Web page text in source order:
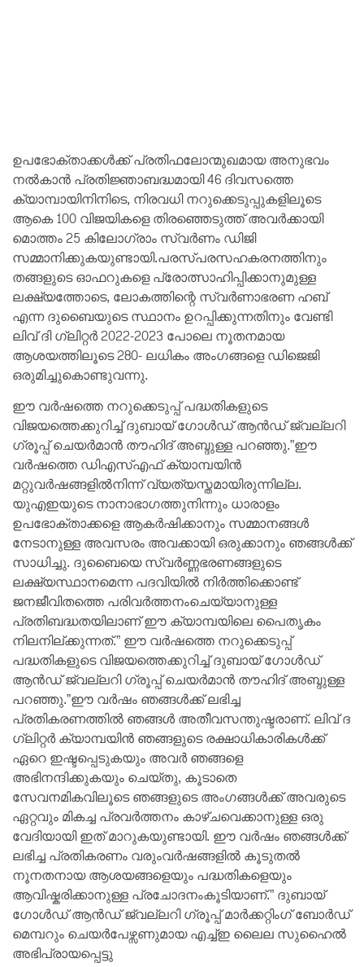
ഉപഭോക്താക്കൾക്ക് പ്രതിഫലോന്മുഖമായ അനുഭവം
നൽകാൻ പ്രതിജ്ഞാബദ്ധമായി 46 ദിവസത്തെ
ക്യാമ്പായിനിനിടെ, നിരവധി നറുക്കെടുപ്പുകളിലൂടെ
ആകെ 100 വിജയികളെ തിരഞ്ഞെടുത്ത് അവർക്കായി
മൊത്തം 25 കിലോഗ്രാം സ്വർണം ഡിജി
സമ്മാനിക്കുകയുണ്ടായി.പരസ്പരസഹകരനത്തിനും
തങ്ങളുടെ ഓഫറുകളെ പ്രോത്സാഹിപ്പിക്കാനുമുള്ള
ലക്ഷ്യത്തോടെ, ലോകത്തിന്റെ സ്വർണാഭരണ ഹബ്
എന്ന ദുബൈയുടെ സ്ഥാനം ഉറപ്പിക്കുന്നതിനും വേണ്ടി
ലിവ് ദി ഗ്ലിറ്റർ 2022-2023 പോലെ നൂതനമായ
ആശയത്തിലൂടെ 280- ലധികം അംഗങ്ങളെ ഡിജെജി
ഒരുമിച്ചുകൊണ്ടുവന്നു.
ഈ വർഷത്തെ നറുക്കെടുപ്പ് പദ്ധതികളുടെ
വിജയത്തെക്കുറിച്ച് ദുബായ് ഗോൾഡ് ആൻഡ് ജ്വല്ലറി
ഗ്രൂപ്പ് ചെയർമാൻ തൗഹിദ് അബ്ദുള്ള പറഞ്ഞു.”ഈ
വർഷത്തെ ഡിഎസ്എഫ് ക്യാമ്പയിൻ
മറ്റുവർഷങ്ങളിൽനിന്ന് വ്യത്യസ്തമായിരുന്നില്ല.
യുഎഇയുടെ നാനാഭാഗത്തുനിന്നും ധാരാളം
ഉപഭോക്താക്കളെ ആകർഷിക്കാനും സമ്മാനങ്ങൾ
നേടാനുള്ള അവസരം അവക്കായി ഒരുക്കാനും ഞങ്ങൾക്ക്
സാധിച്ചു. ദുബൈയെ സ്വർണ്ണഭരണങ്ങളുടെ
ലക്ഷ്യസ്ഥാനമെന്ന പദവിയിൽ നിർത്തിക്കൊണ്ട്
ജനജീവിതത്തെ പരിവർത്തനംചെയ്യാനുള്ള
പ്രതിബദ്ധതയിലാണ് ഈ ക്യാമ്പയിലെ പൈതൃകം
നിലനില്ക്കുന്നത്.” ഈ വർഷത്തെ നറുക്കെടുപ്പ്
പദ്ധതികളുടെ വിജയത്തെക്കുറിച്ച് ദുബായ് ഗോൾഡ്
ആൻഡ് ജ്വല്ലറി ഗ്രൂപ്പ് ചെയർമാൻ തൗഹിദ് അബ്ദുള്ള
പറഞ്ഞു.”ഈ വർഷം ഞങ്ങൾക്ക് ലഭിച്ച
പ്രതികരണത്തിൽ ഞങ്ങൾ അതീവസന്തുഷ്ടരാണ്. ലിവ് ദ
ഗ്ലിറ്റർ ക്യാമ്പയിൻ ഞങ്ങളുടെ രക്ഷാധികാരികൾക്ക്
ഏറെ ഇഷ്ടപ്പെടുകയും അവർ ഞങ്ങളെ
അഭിനന്ദിക്കുകയും ചെയ്തു, കൂടാതെ
സേവനമികവിലൂടെ ഞങ്ങളുടെ അംഗങ്ങൾക്ക് അവരുടെ
ഏറ്റവും മികച്ച പ്രവർത്തനം കാഴ്ചവെക്കാനുള്ള ഒരു
വേദിയായി ഇത് മാറുകയുണ്ടായി. ഈ വർഷം ഞങ്ങൾക്ക്
ലഭിച്ച പ്രതികരണം വരുംവർഷങ്ങളിൽ കൂടുതൽ
നൂനതനായ ആശയങ്ങളെയും പദ്ധതികളെയും
ആവിഷ്കരിക്കാനുള്ള പ്രചോദനംകൂടിയാണ്.” ദുബായ്
ഗോൾഡ് ആൻഡ് ജ്വല്ലറി ഗ്രൂപ്പ് മാർക്കറ്റിംഗ് ബോർഡ്
മെമ്പറും ചെയർപേഴ്സണുമായ എച്ച്ഇ ലൈല സുഹൈൽ
അഭിപ്രായപ്പെട്ടു